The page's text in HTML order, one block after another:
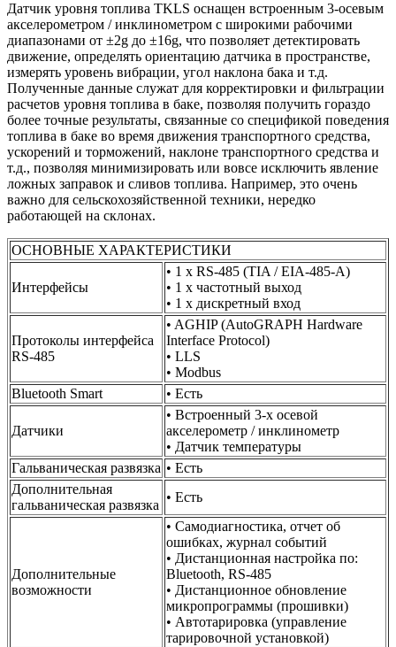
Датчик уровня топлива TKLS оснащен встроенным 3-осевым
акселерометром / инклинометром с широкими рабочими
диапазонами от ±2g до ±16g, что позволяет детектировать
движение, определять ориентацию датчика в пространстве,
измерять уровень вибрации, угол наклона бака и т.д.
Полученные данные служат для корректировки и фильтрации
расчетов уровня топлива в баке, позволяя получить гораздо
более точные результаты, связанные со спецификой поведения
топлива в баке во время движения транспортного средства,
ускорений и торможений, наклоне транспортного средства и
т.д., позволяя минимизировать или вовсе исключить явление
ложных заправок и сливов топлива. Например, это очень
важно для сельскохозяйственной техники, нередко
работающей на склонах.
ОСНОВНЫЕ ХАРАКТЕРИСТИКИ
Интерфейсы
• 1 x RS-485 (TIA / EIA-485-A)
• 1 x частотный выход
• 1 x дискретный вход
Протоколы интерфейса
RS-485
• AGHIP (AutoGRAPH Hardware
Interface Protocol)
• LLS
• Modbus
Bluetooth Smart
• Есть
Датчики
• Встроенный 3-x осевой
акселерометр / инклинометр
• Датчик температуры
Гальваническая развязка • Есть
Дополнительная
гальваническая развязка
• Есть
Дополнительные
возможности
• Самодиагностика, отчет об
ошибках, журнал событий
• Дистанционная настройка по:
Bluetooth, RS-485
• Дистанционное обновление
микропрограммы (прошивки)
• Автотарировка (управление
тарировочной установкой)